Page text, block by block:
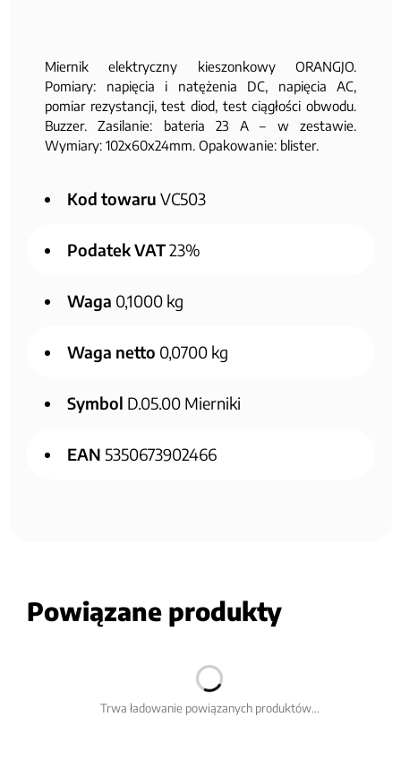
Miernik elektryczny kieszonkowy ORANGJO.
Pomiary: napięcia i natężenia DC, napięcia AC,
pomiar rezystancji, test diod, test ciągłości obwodu.
Buzzer. Zasilanie: bateria 23 A – w zestawie.
Wymiary: 102x60x24mm. Opakowanie: blister.
Kod towaru VC503
Podatek VAT23%
Waga 0,1000 kg
Waga netto 0,0700 kg
Symbol D.05.00 Mierniki
EAN 5350673902466
Powiązane produkty
Trwa ładowanie powiązanych produktów...